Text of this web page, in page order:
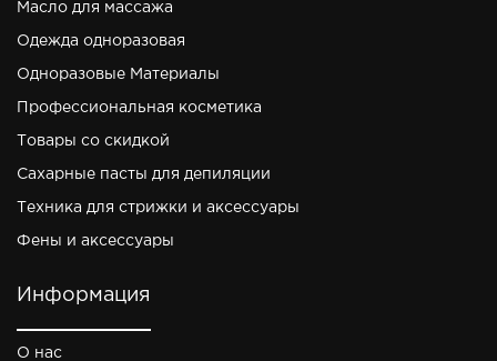
Масло для массажа
Одежда одноразовая
Одноразовые Материалы
Профессиональная косметика
Товары со скидкой
Сахарные пасты для депиляции
Техника для стрижки и аксессуары
Фены и аксессуары
Информация
О нас